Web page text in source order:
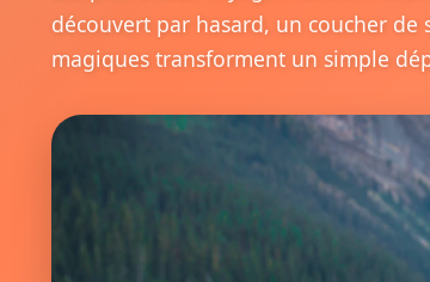
découvert par hasard, un coucher de
magiques transforment un simple